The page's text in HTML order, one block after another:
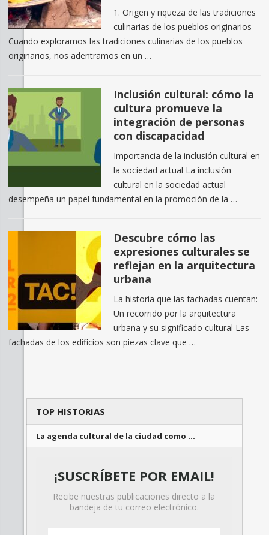
1. Origen y riqueza de las tradiciones
culinarias de los pueblos originarios
Cuando exploramos las tradiciones culinarias de los pueblos
originarios, nos adentramos en un …
Inclusión cultural: cómo la
cultura promueve la
integración de personas
con discapacidad
Importancia de la inclusión cultural en
la sociedad actual La inclusión
cultural en la sociedad actual
desempeña un papel fundamental en la promoción de la …
Descubre cómo las
expresiones culturales se
reflejan en la arquitectura
urbana
La historia que las fachadas cuentan:
Un recorrido por la arquitectura
urbana y su significado cultural Las
fachadas de los edificios son piezas clave que …
TOP HISTORIAS
La agenda cultural de la ciudad como …
¡SUSCRÍBETE POR EMAIL!
Recibe nuestras publicaciones directo a la
bandeja de tu correo electrónico.